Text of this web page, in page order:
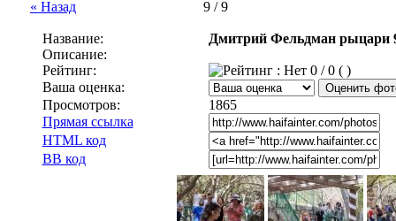
« Назад 9 / 9
Название:
Дмитрий Фельдман рыцари
Описание:
Рейтинг:
0 / 0 ( )
Ваша оценка:
Просмотров:
1865
Прямая ссылка
HTML код
BB код